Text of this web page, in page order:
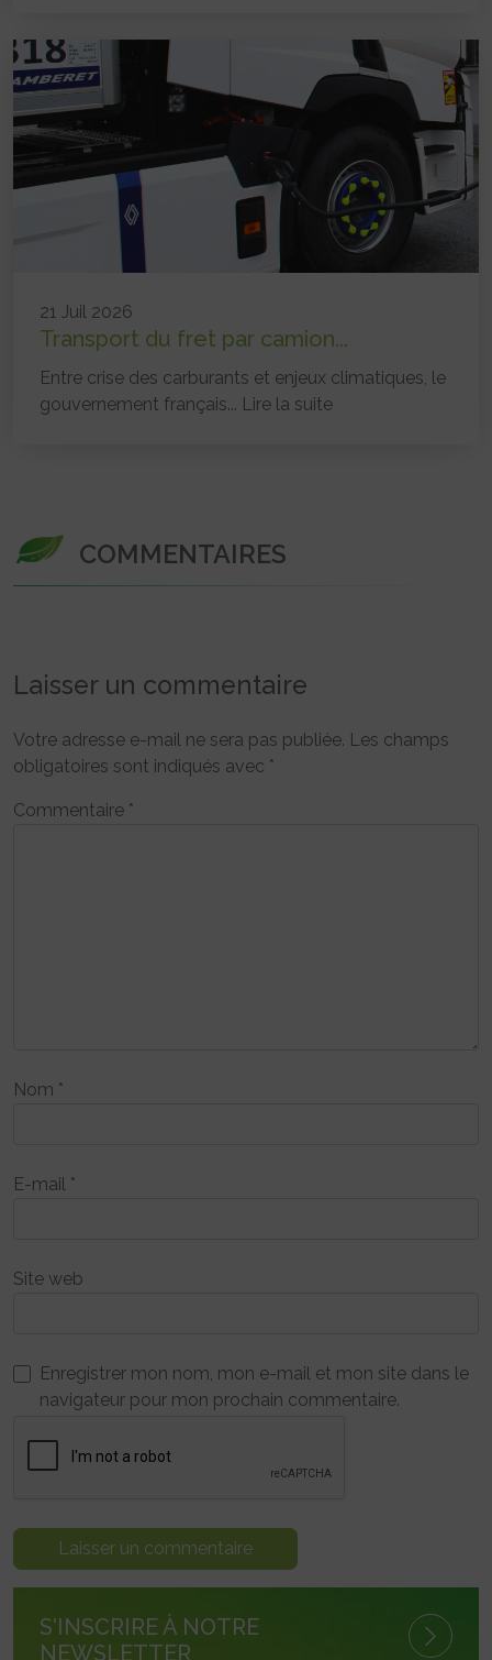
21 Juil 2026
Transport du fret par camion...
Entre crise des carburants et enjeux climatiques, le
gouvernement français... Lire la suite
COMMENTAIRES
Laisser un commentaire
Votre adresse e-mail ne sera pas publiée. Les champs
obligatoires sont indiqués avec *
Commentaire *
Nom *
E-mail *
Site web
Enregistrer mon nom, mon e-mail et mon site dans le
navigateur pour mon prochain commentaire.
S'INSCRIRE À NOTRE
NEWSLETTER